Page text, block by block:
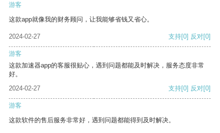
游客
这款app就像我的财务顾问，让我能够省钱又省心。
2024-02-27 支持[0] 反对[0]
游客
这款加速器app的客服很贴心，遇到问题都能及时解决，服务态度非常
好。
2024-02-27
支持[0] 反对[0]
游客
这款软件的售后服务非常好，遇到问题都能得到及时解决。